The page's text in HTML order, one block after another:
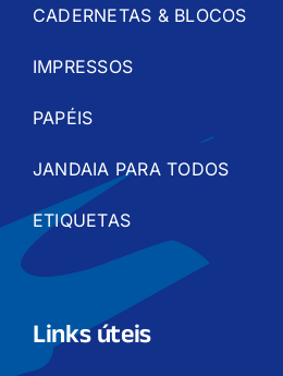
CADERNETAS & BLOCOS
IMPRESSOS
PAPÉIS
JANDAIA PARA TODOS
ETIQUETAS
Links úteis